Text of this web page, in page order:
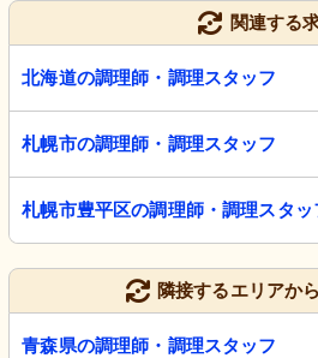
関連する
北海道の調理師・調理スタッフ
札幌市の調理師・調理スタッフ
札幌市豊平区の調理師・調理スタッ
隣接するエリアか
青森県の調理師・調理スタッフ